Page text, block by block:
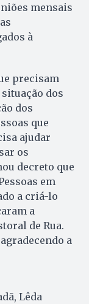
mensais
à
precisam
dos
dos
que
ajudar
os
decreto que
em
a criá-lo
a
de Rua.
a
Lêda